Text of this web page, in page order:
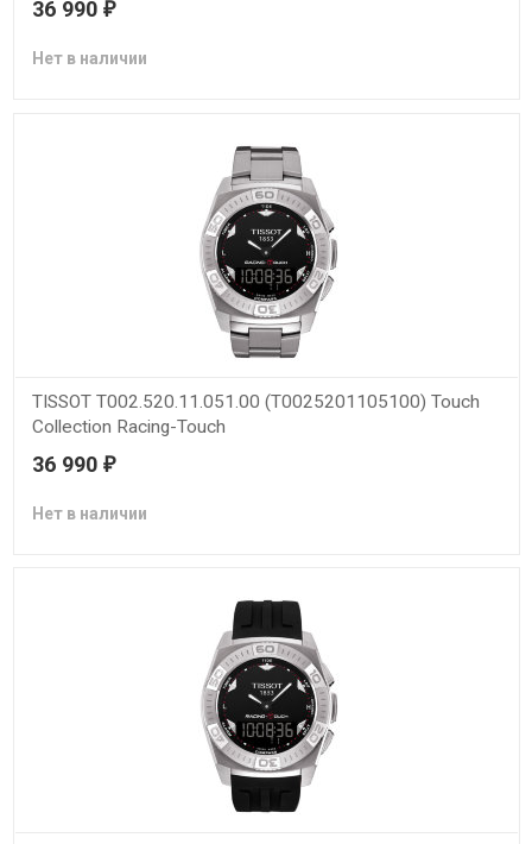
36 990 ₽
Нет в наличии
TISSOT T002.520.11.051.00 (T0025201105100) Touch
Collection Racing-Touch
36 990 ₽
Нет в наличии